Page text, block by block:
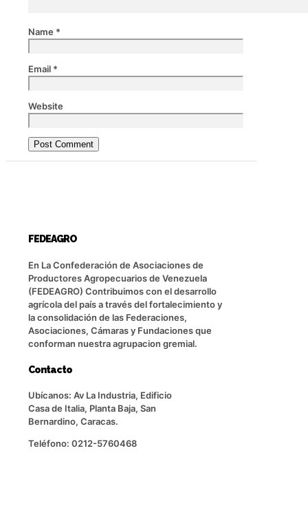
Name *
Email *
Website
FEDEAGRO
En La Confederación de Asociaciones de
Productores Agropecuarios de Venezuela
(FEDEAGRO) Contribuimos con el desarrollo
agrícola del país a través del fortalecimiento y
la consolidación de las Federaciones,
Asociaciones, Cámaras y Fundaciones que
conforman nuestra agrupacion gremial.
Contacto
Ubícanos: Av La Industria, Edificio
Casa de Italia, Planta Baja, San
Bernardino, Caracas.
Teléfono: 0212-5760468